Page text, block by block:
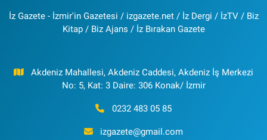
İz Gazete - İzmir'in Gazetesi / izgazete.net / İz Dergi / İzTV / Biz
Kitap / Biz Ajans / İz Bırakan Gazete
Akdeniz Mahallesi, Akdeniz Caddesi, Akdeniz İş Merkezi
No: 5, Kat: 3 Daire: 306 Konak/ İzmir
0232 483 05 85
izgazete@gmail.com